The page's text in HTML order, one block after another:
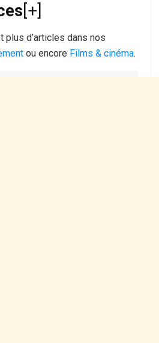
[+]
plus d’articles dans nos
ou encore Films & cinéma.